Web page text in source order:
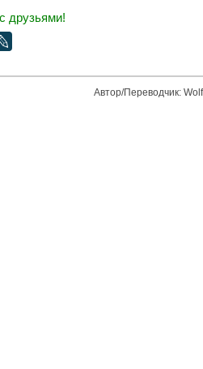
друзьями!
Автор/Переводчик: Wolf